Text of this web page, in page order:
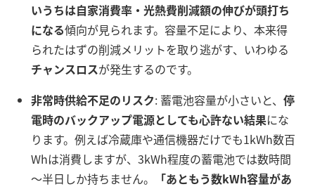
いうちは自家消費率・光熱費削減額の伸びが頭打ち
になる傾向が見られます。容量不足により、本来得
られたはずの削減メリットを取り逃がす、いわゆる
チャンスロスが発生するのです。
非常時供給不足のリスク: 蓄電池容量が小さいと、 停
電時のバックアップ電源としても心許ない結果にな
ります。例えば冷蔵庫や通信機器だけでも1kWh数百
Whは消費しますが、3kWh程度の蓄電池では数時間
～半日しか持ちません。
「あともう数kWh容量があ